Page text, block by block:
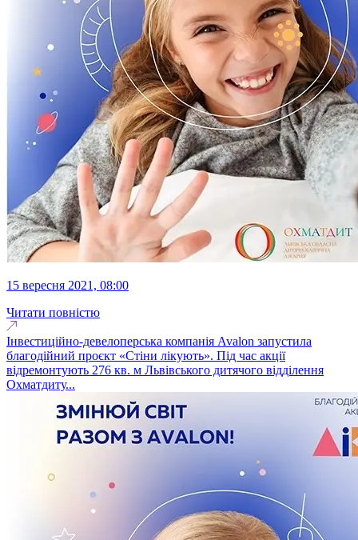
15 вересня 2021, 08:00
Читати повністю
Інвестиційно-девелоперська компанія Avalon запустила
благодійний проєкт «Стіни лікують». Під час акції
відремонтують 276 кв. м Львівського дитячого відділення
Охматдиту...